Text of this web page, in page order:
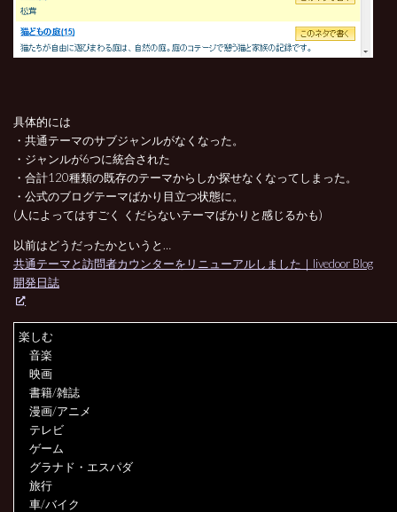
具体的には
・共通テーマのサブジャンルがなくなった。
・ジャンルが6つに統合された
・合計120種類の既存のテーマからしか探せなくなってしまった。
・公式のブログテーマばかり目立つ状態に。
(人によってはすごく くだらないテーマばかりと感じるかも)
以前はどうだったかというと…
共通テーマと訪問者カウンターをリニューアルしました｜livedoor Blog
開発日誌
楽しむ
音楽
映画
書籍/雑誌
漫画/アニメ
テレビ
ゲーム
グラナド・エスパダ
旅行
車/バイク